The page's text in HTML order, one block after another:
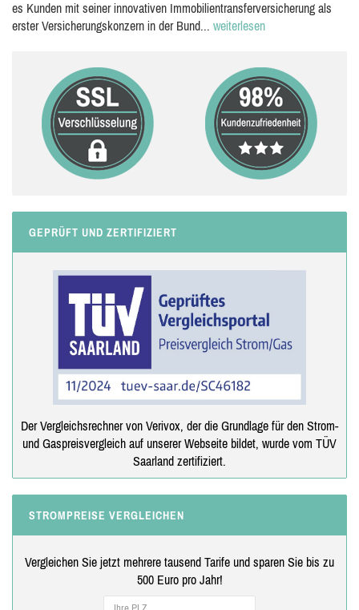
es Kunden mit seiner innovativen Immobilientransferversicherung als
erster Versicherungskonzern in der Bund... weiterlesen
GEPRÜFT UND ZERTIFIZIERT
Der Vergleichsrechner von Verivox, der die Grundlage für den Strom-
und Gaspreisvergleich auf unserer Webseite bildet, wurde vom TÜV
Saarland zertifiziert.
STROMPREISE VERGLEICHEN
Vergleichen Sie jetzt mehrere tausend Tarife und sparen Sie bis zu
500 Euro pro Jahr!